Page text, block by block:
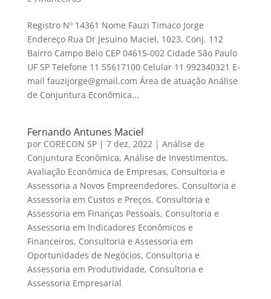
Registro Nº 14361 Nome Fauzi Timaco Jorge
Endereço Rua Dr Jesuino Maciel, 1023, Conj. 112
Bairro Campo Belo CEP 04615-002 Cidade São Paulo
UF SP Telefone 11 55617100 Celular 11 992340321 E-
mail fauzijorge@gmail.com Área de atuação Análise
de Conjuntura Econômica...
Fernando Antunes Maciel
por CORECON SP| 7 dez, 2022 | Análise de
Conjuntura Econômica, Análise de Investimentos,
Avaliação Econômica de Empresas, Consultoria e
Assessoria a Novos Empreendedores, Consultoria e
Assessoria em Custos e Preços, Consultoria e
Assessoria em Finanças Pessoais, Consultoria e
Assessoria em Indicadores Econômicos e
Financeiros, Consultoria e Assessoria em
Oportunidades de Negócios, Consultoria e
Assessoria em Produtividade, Consultoria e
Assessoria Empresarial